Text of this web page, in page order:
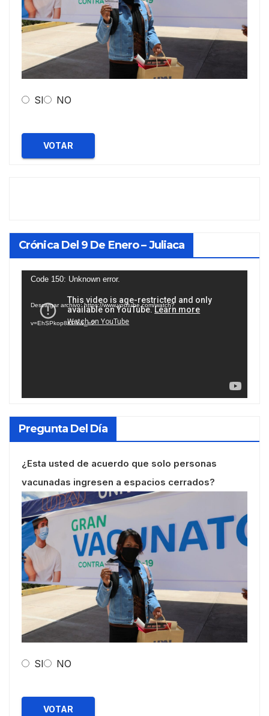
SI NO
VOTAR
Crónica Del 9 De Enero – Juliaca
Reproductor
vídeo
Code 150: Unknown error.
Descargar archivo: https://www.youtube.com/watch?
v=EhSPkop8KPY&_=2
Pregunta Del Día
¿Esta usted de acuerdo que solo personas
vacunadas ingresen a espacios cerrados?
SI NO
VOTAR